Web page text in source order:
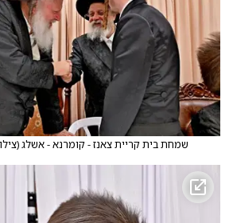
שמחת בית קריית צאנז - קומרנא - אשלג(